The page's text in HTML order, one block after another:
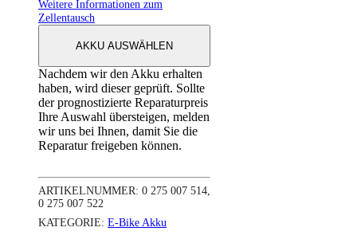
Weitere Informationen zum
Zellentausch
AKKU AUSWÄHLEN
Nachdem wir den Akku erhalten
haben, wird dieser geprüft. Sollte
der prognostizierte Reparaturpreis
Ihre Auswahl übersteigen, melden
wir uns bei Ihnen, damit Sie die
Reparatur freigeben können.
ARTIKELNUMMER: 0 275 007 514,
0 275 007 522
KATEGORIE: E-Bike Akku